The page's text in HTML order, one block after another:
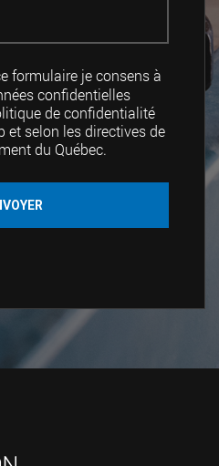
formulaire je consens à
confidentielles
de confidentialité
et selon les directives de
du Québec.